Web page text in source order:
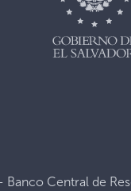
Central de